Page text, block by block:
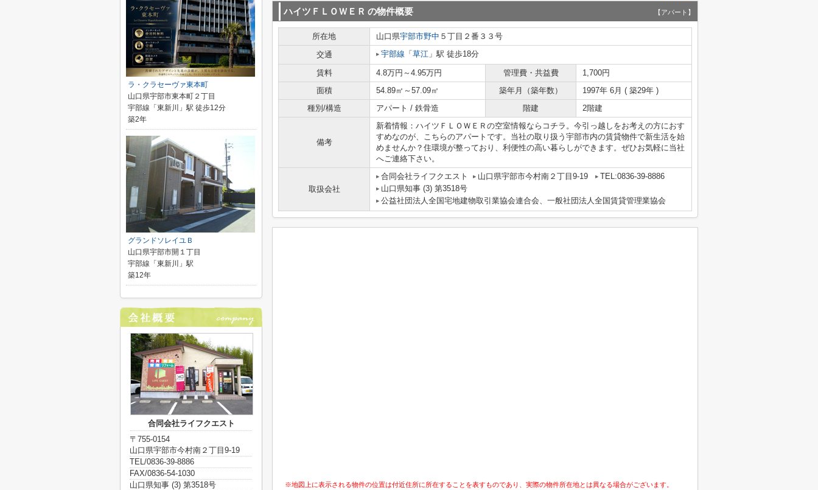
ハイツＦＬＯＷＥＲ の物件概要 【アパート】
所在地 山口県宇部市野中 ５丁目２番３３号
交通
宇部線 「 草江 」駅 徒歩18分
賃料 4.8万円～4.95万円 管理費・共益費
1,700円
面積
54.89㎡～57.09㎡ 築年月（築年数）
1997年 6月 ( 築29年 )
種別/構造
アパート / 鉄骨造 階建 2階建
備考
新着情報：ハイツＦＬＯＷＥＲの空室情報ならコチラ。今引っ越しをお考えの方におす
すめなのが、こちらのアパートです。当社の取り扱う宇部市内の賃貸物件で新生活を始
めませんか？住環境が整っており、利便性の高い暮らしができます。ぜひお気軽に当社
へご連絡下さい。
取扱会社
合同会社ライフクエスト 山口県宇部市今村南２丁目9-19
TEL:0836-39-8886
山口県知事 (3) 第3518号
公益社団法人全国宅地建物取引業協会連合会、一般社団法人全国賃貸管理業協会
※地図上に表示される物件の位置は付近住所に所在することを表すものであり、実際の物件所在地とは異なる場合がございます。
ラ・クラセーヴァ東本町
山口県宇部市東本町２丁目
宇部線「東新川」駅 徒歩12分
築2年
グランドソレイユＢ
山口県宇部市開１丁目
宇部線「東新川」駅
築12年
合同会社ライフクエスト
〒755-0154
山口県宇部市今村南２丁目9-19
TEL/0836-39-8886
FAX/0836-54-1030
山口県知事 (3) 第3518号